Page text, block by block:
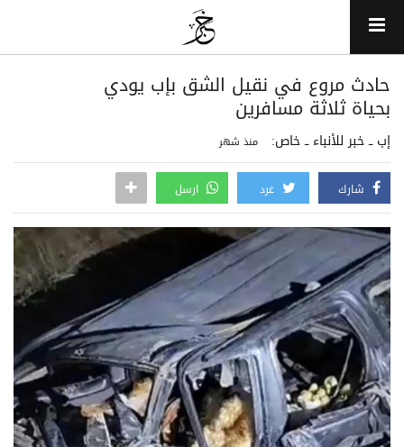
حادث مروع في نقيل الشق بإب يودي
بحياة ثلاثة مسافرين
إب ــ خبر للأنباء ــ خاص: منذ شهر
شارك غرد ارسل